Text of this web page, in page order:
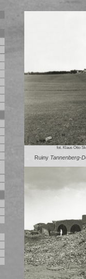
fot. Klaus Otto
Ruiny Tannenberg-